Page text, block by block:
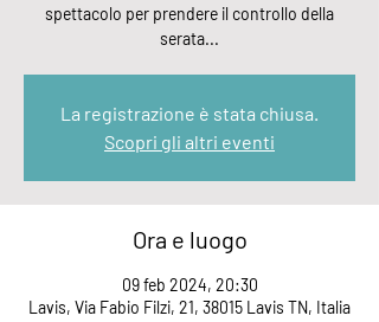
spettacolo per prendere il controllo della
serata...
La registrazione è stata chiusa.
Scopri gli altri eventi
Ora e luogo
09 feb 2024, 20:30
Lavis, Via Fabio Filzi, 21, 38015 Lavis TN, Italia